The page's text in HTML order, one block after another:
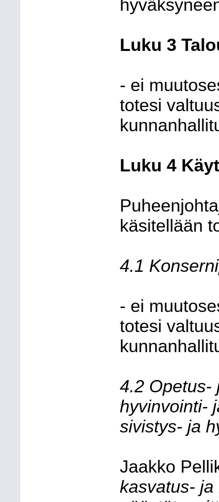
Luku 3
- ei
totesi
Luku 4
käsitellään
4.1
- ei
totesi
4.2 Opetus-
hyvinvointi-
sivistys- ja
Jaakko
kasvatus-